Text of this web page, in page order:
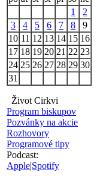
1
2
3
4 5 6 7 8
9
10 11 12 13 14 15 16
17 18 19 20 21 22 23
24 25 26 27 28 29 30
31
Život Cirkvi
Program biskupov
Pozvánky na akcie
Rozhovory
Programové tipy
Podcast:
Apple|Spotify